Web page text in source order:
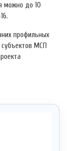
можно до 10
профильных
МСП